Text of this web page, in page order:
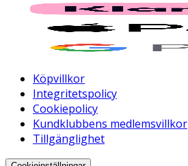
Köpvillkor
Integritetspolicy
Cookiepolicy
Kundklubbens medlemsvillkor
Tillgänglighet